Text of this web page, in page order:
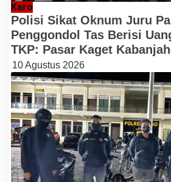
Karo
Polisi Sikat Oknum Juru
Penggondol Tas Berisi
TKP: Pasar Kaget
10 Agustus 2026